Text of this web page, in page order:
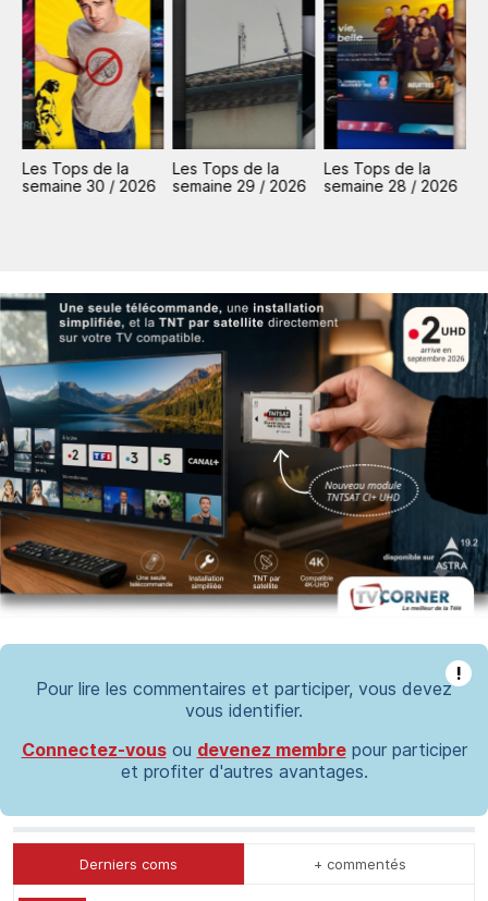
Les Tops de la
semaine 30 / 2026
Les Tops de la
semaine 29 / 2026
Les Tops de la
semaine 28 / 2026
!
Pour lire les commentaires et participer, vous devez
vous identifier.
Connectez-vousou devenez membrepour participer
et profiter d'autres avantages.
Derniers coms + commentés